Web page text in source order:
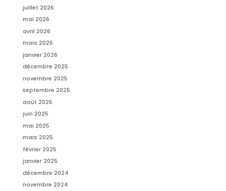
juillet 2026
mai 2026
avril 2026
mars 2026
janvier 2026
décembre 2025
novembre 2025
septembre 2025
août 2025
juin 2025
mai 2025
mars 2025
février 2025
janvier 2025
décembre 2024
novembre 2024